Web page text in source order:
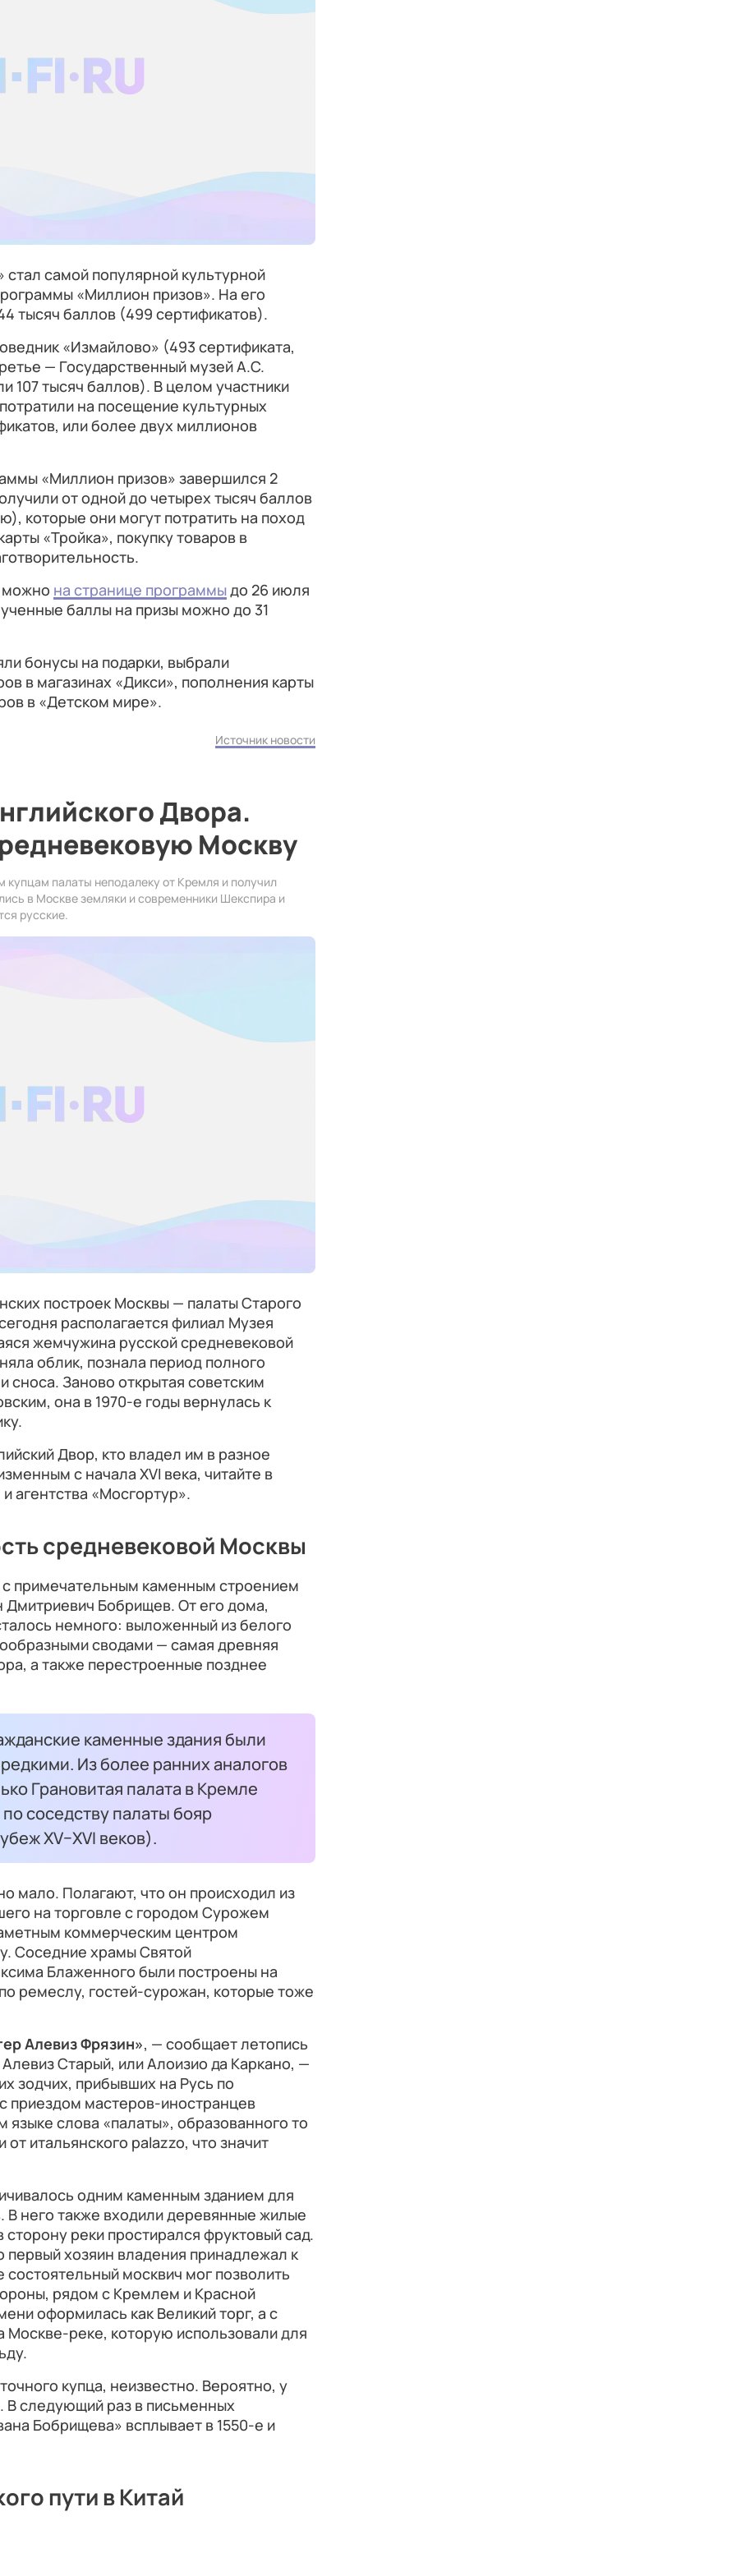
самой популярной культурной
«Миллион призов». На его
тысяч баллов (499 сертификатов).
«Измайлово» (493 сертификата,
— Государственный музей А.С.
107 тысяч баллов). В целом участники
на посещение культурных
или более двух миллионов
«Миллион призов» завершился 2
от одной до четырех тысяч баллов
которые они могут потратить на поход
«Тройка», покупку товаров в
можно на странице программыдо 26 июля
баллы на призы можно до 31
бонусы на подарки, выбрали
в магазинах «Дикси», пополнения карты
в «Детском мире».
Источник новости
Двора.
Москву
купцам палаты неподалеку от Кремля и получил
в Москве земляки и современники Шекспира и
русские.
построек Москвы — палаты Старого
располагается филиал Музея
жемчужина русской средневековой
облик, познала период полного
сноса. Заново открытая советским
она в 1970-е годы вернулась к
Двор, кто владел им в разное
с начала XVI века, читайте в
агентства «Мосгортур».
средневековой Москвы
примечательным каменным строением
Бобрищев. От его дома,
немного: выложенный из белого
сводами — самая древняя
а также перестроенные позднее
каменные здания были
Из более ранних аналогов
Грановитая палата в Кремле
соседству палаты бояр
XV–XVI веков).
мало. Полагают, что он происходил из
на торговле с городом Сурожем
коммерческим центром
Соседние храмы Святой
Блаженного были построены на
ремеслу, гостей-сурожан, которые тоже
Алевиз Фрязин», — сообщает летопись
Алевиз Старый, или Алоизио да Каркано, —
зодчих, прибывших на Русь по
приездом мастеров-иностранцев
языке слова «палаты», образованного то
итальянского palazzo, что значит
одним каменным зданием для
В него также входили деревянные жилые
сторону реки простирался фруктовый сад.
первый хозяин владения принадлежал к
состоятельный москвич мог позволить
рядом с Кремлем и Красной
оформилась как Великий торг, а с
реке, которую использовали для
купца, неизвестно. Вероятно, у
В следующий раз в письменных
Бобрищева» всплывает в 1550-е и
пути в Китай